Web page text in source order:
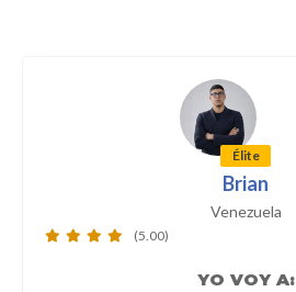
Élite
Brian
Venezuela
(5.00)
YO VOY A: